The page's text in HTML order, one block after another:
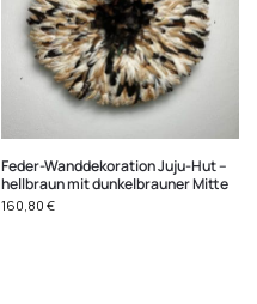
Feder-Wanddekoration Juju-Hut –
hellbraun mit dunkelbrauner Mitte
160,80 €